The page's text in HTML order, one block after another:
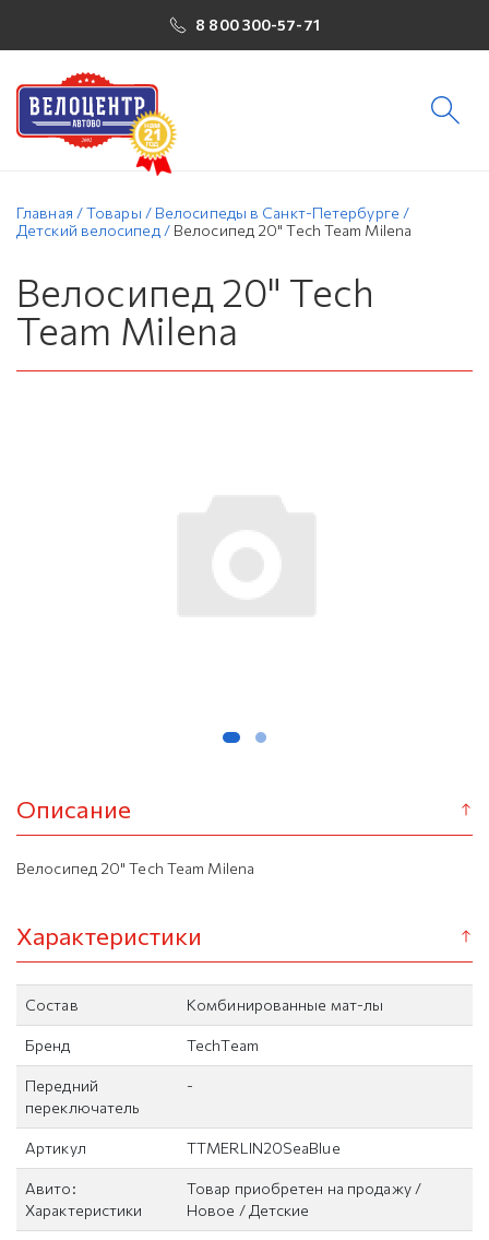
8 800 300-57-71
Главная /Товары / Велосипеды в Санкт-Петербурге /
Детский велосипед / Велосипед 20" Tech Team Milena
Велосипед 20" Tech
Team Milena
Описание
Велосипед 20" Tech Team Milena
Характеристики
Состав Комбинированные мат-лы
Бренд TechTeam
Передний
переключатель
-
Артикул TTMERLIN20SeaBlue
Авито:
Характеристики
Товар приобретен на продажу /
Новое / Детские